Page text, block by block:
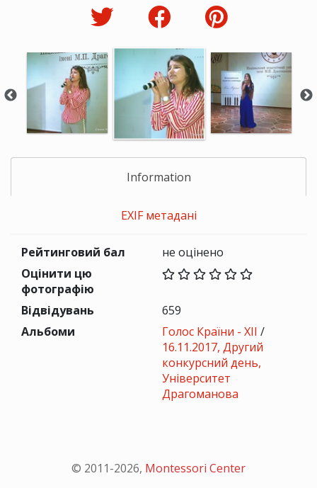
Information
EXIF метадані
Рейтинговий бал
не оцінено
Оцінити цю
фотографію
Відвідувань
659
Альбоми
Голос Країни - ХІІ /
16.11.2017, Другий
конкурсний день,
Університет
Драгоманова
© 2011-2026, Montessori Center